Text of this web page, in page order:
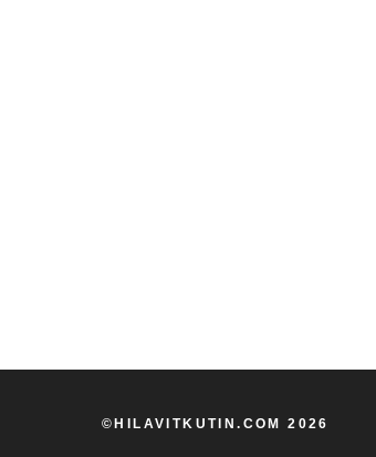
©HILAVITKUTIN.COM 2026